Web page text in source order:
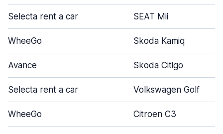
Selecta rent a car SEAT Mii
WheeGo Skoda Kamiq
Avance Skoda Citigo
Selecta rent a car Volkswagen Golf
WheeGo Citroen C3